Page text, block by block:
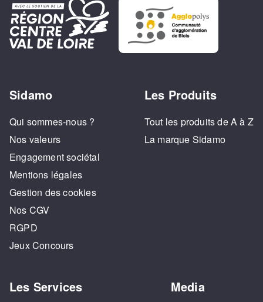
Sidamo
Qui sommes-nous ?
Nos valeurs
Engagement sociétal
Mentions légales
Gestion des cookies
Nos CGV
RGPD
Jeux Concours
Les Produits
Tout les produits de A à Z
La marque Sidamo
Les Services Media